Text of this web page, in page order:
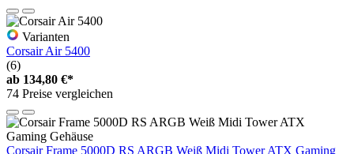
Varianten
Corsair Air 5400
(6)
ab 134,80 €*
74 Preise vergleichen
Corsair Frame 5000D RS ARGB Weiß Midi Tower ATX Gaming